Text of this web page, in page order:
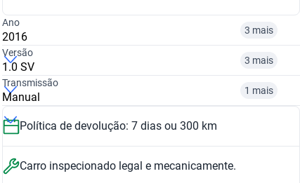
Ano
2016 3 mais
2014
R$ 35.499
2016 2018
Versão
1.0 SV 3 mais
1.0 SV
R$ 45.099 R$ 47.699
Transmissão
Manual 1 mais
Manual Automático
Política de devolução: 7 dias ou 300 km
Carro inspecionado legal e mecanicamente.